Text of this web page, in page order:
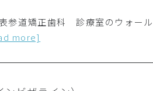
参道矯正歯科 診療室のウォー
more]